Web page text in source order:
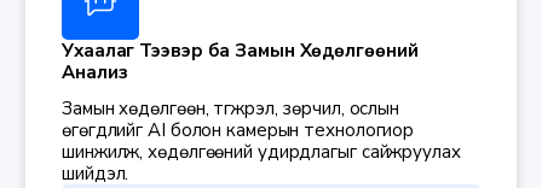
Ухаалаг Тээвэр ба Замын Хөдөлгөөний
Анализ
Замын хөдөлгөөн, түгжрэл, зөрчил, ослын
өгөгдлийг AI болон камерын технологиор
шинжилж, хөдөлгөөний удирдлагыг сайжруулах
шийдэл.